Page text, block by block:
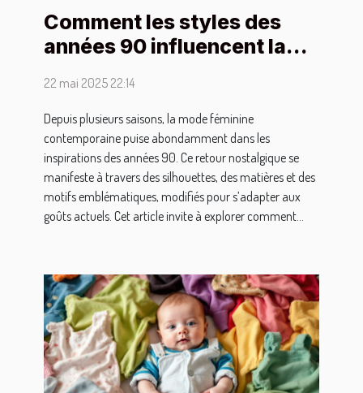
Comment les styles des
années 90 influencent la
22 mai 2025 22:14
Depuis plusieurs saisons, la mode féminine
contemporaine puise abondamment dans les
inspirations des années 90. Ce retour nostalgique se
manifeste à travers des silhouettes, des matières et des
motifs emblématiques, modifiés pour s’adapter aux
goûts actuels. Cet article invite à explorer comment...